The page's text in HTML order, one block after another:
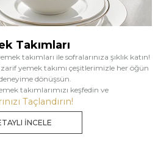
Takımları
takımları ile sofralarınıza şıklık katın!
zarif yemek takımı çeşitlerimizle her öğün
dönüşsün.
takımlarımızı keşfedin ve
Taçlandırın!
İNCELE